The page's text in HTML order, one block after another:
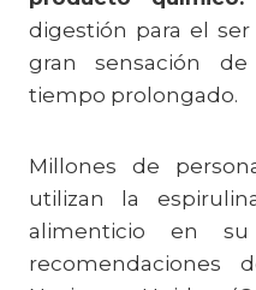
digestión para el
gran sensación
tiempo prolongado.
Millones de
utilizan la
alimenticio en
recomendaciones